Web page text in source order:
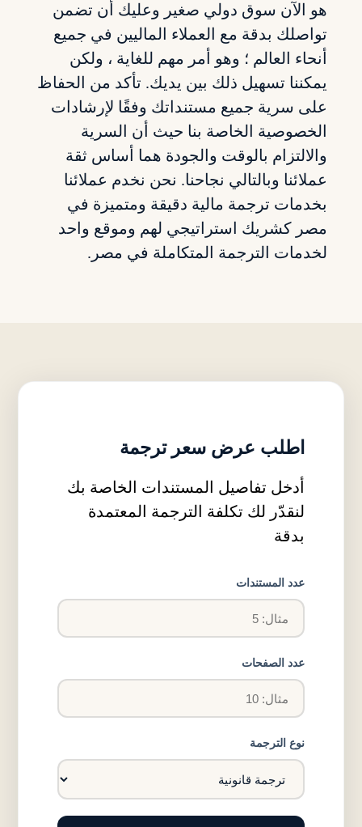
هو الآن سوق دولي صغير وعليك أن تضمن
تواصلك بدقة مع العملاء الماليين في جميع
أنحاء العالم ؛ وهو أمر مهم للغاية ، ولكن
يمكننا تسهيل ذلك بين يديك. تأكد من الحفاظ
على سرية جميع مستنداتك وفقًا لإرشادات
الخصوصية الخاصة بنا حيث أن السرية
والالتزام بالوقت والجودة هما أساس ثقة
عملائنا وبالتالي نجاحنا. نحن نخدم عملائنا
بخدمات ترجمة مالية دقيقة ومتميزة في
مصر كشريك استراتيجي لهم وموقع واحد
لخدمات الترجمة المتكاملة في مصر.
اطلب عرض سعر ترجمة
أدخل تفاصيل المستندات الخاصة بك
لنقدّر لك تكلفة الترجمة المعتمدة
بدقة
عدد المستندات
عدد الصفحات
نوع الترجمة